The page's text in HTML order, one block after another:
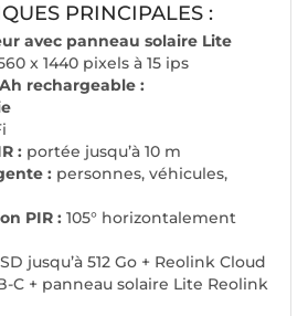
PRINCIPALES :
avec panneau solaire Lite
x 1440 pixels à 15 ips
rechargeable :
: portée jusqu’à 10 m
: personnes, véhicules,
PIR : 105° horizontalement
jusqu’à 512 Go + Reolink Cloud
C + panneau solaire Lite Reolink